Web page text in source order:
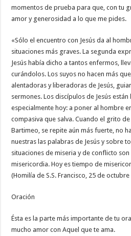
momentos de prueba para que, con tu
amor y generosidad a lo que me pides.
«Sólo el encuentro con Jesús da al
situaciones más graves. La segunda
Jesús había dicho a tantos enfermos,
curándolos. Los suyos no hacen más
alentadoras y liberadoras de Jesús,
sermones. Los discípulos de Jesús
especialmente hoy: a poner al hombre
compasiva que salva. Cuando el grito
Bartimeo, se repite aún más fuerte, no
nuestras las palabras de Jesús y sobre
situaciones de miseria y de conflicto
misericordia. Hoy es tiempo de
(Homilía de S.S. Francisco, 25 de
Oración
Ésta es la parte más importante de tu
mucho amor con Aquel que te ama.